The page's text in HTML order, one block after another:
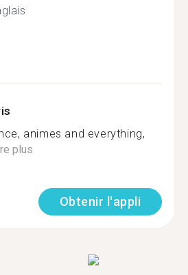
animes and everything,
plus
Obtenir l'appli